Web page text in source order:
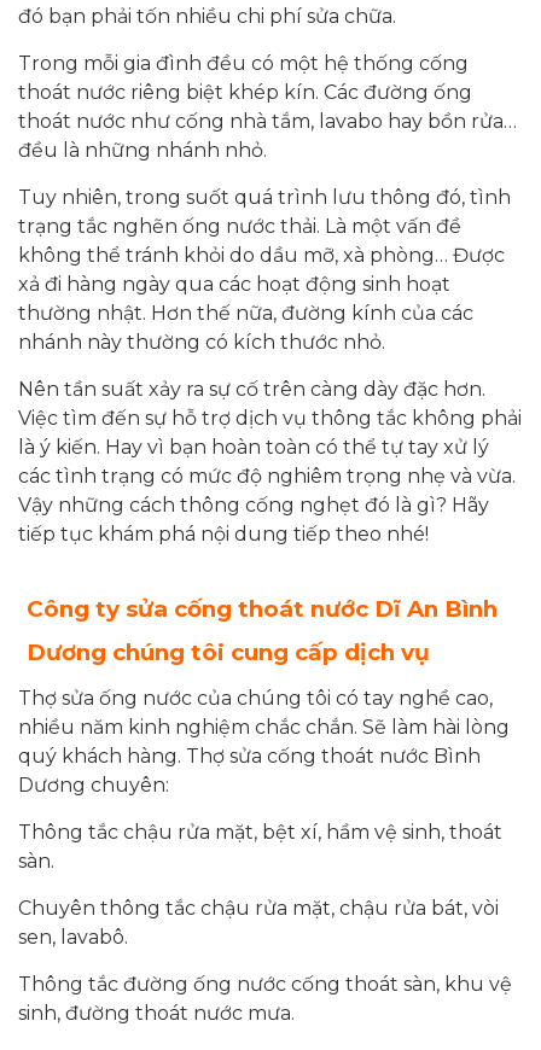
đó bạn phải tốn nhiều chi phí sửa chữa.
Trong mỗi gia đình đều có một hệ thống cống
thoát nước riêng biệt khép kín. Các đường ống
thoát nước như cống nhà tắm, lavabo hay bồn rửa…
đều là những nhánh nhỏ.
Tuy nhiên, trong suốt quá trình lưu thông đó, tình
trạng tắc nghẽn ống nước thải. Là một vấn đề
không thể tránh khỏi do dầu mỡ, xà phòng… Được
xả đi hàng ngày qua các hoạt động sinh hoạt
thường nhật. Hơn thế nữa, đường kính của các
nhánh này thường có kích thước nhỏ.
Nên tần suất xảy ra sự cố trên càng dày đặc hơn.
Việc tìm đến sự hỗ trợ dịch vụ thông tắc không phải
là ý kiến. Hay vì bạn hoàn toàn có thể tự tay xử lý
các tình trạng có mức độ nghiêm trọng nhẹ và vừa.
Vậy những cách thông cống nghẹt đó là gì? Hãy
tiếp tục khám phá nội dung tiếp theo nhé!
Công ty sửa cống thoát nước Dĩ An Bình
Dương chúng tôi cung cấp dịch vụ
Thợ sửa ống nước của chúng tôi có tay nghề cao,
nhiều năm kinh nghiệm chắc chắn. Sẽ làm hài lòng
quý khách hàng. Thợ sửa cống thoát nước Bình
Dương chuyên:
Thông tắc chậu rửa mặt, bệt xí, hầm vệ sinh, thoát
sàn.
Chuyên thông tắc chậu rửa mặt, chậu rửa bát, vòi
sen, lavabô.
Thông tắc đường ống nước cống thoát sàn, khu vệ
sinh, đường thoát nước mưa.